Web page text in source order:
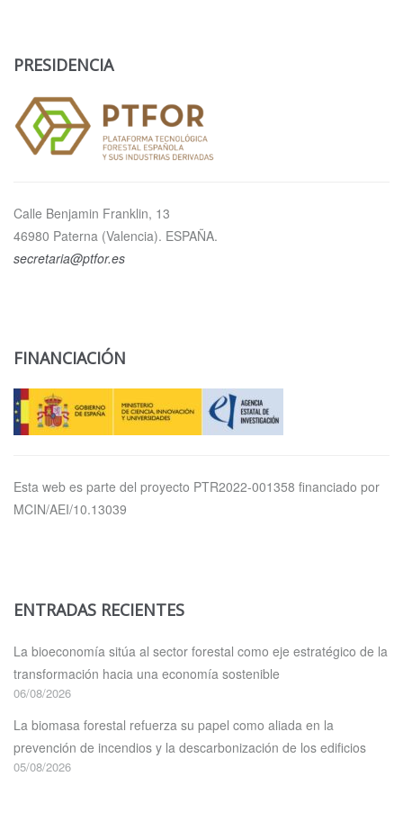
PRESIDENCIA
Calle Benjamin Franklin, 13
46980 Paterna (Valencia). ESPAÑA.
secretaria@ptfor.es
FINANCIACIÓN
Esta web es parte del proyecto PTR2022-001358 financiado por
MCIN/AEI/10.13039
ENTRADAS RECIENTES
La bioeconomía sitúa al sector forestal como eje estratégico de la
transformación hacia una economía sostenible
06/08/2026
La biomasa forestal refuerza su papel como aliada en la
prevención de incendios y la descarbonización de los edificios
05/08/2026